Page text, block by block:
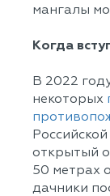
мангалы
Когда
В 2022
некоторых
открытый
50 метрах
дачники